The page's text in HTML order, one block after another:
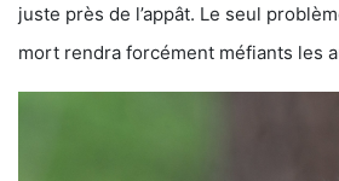
juste près de l’appât. Le seul
mort rendra forcément méfiants les